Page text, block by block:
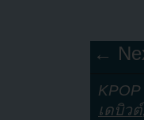
←
เดบิวต์